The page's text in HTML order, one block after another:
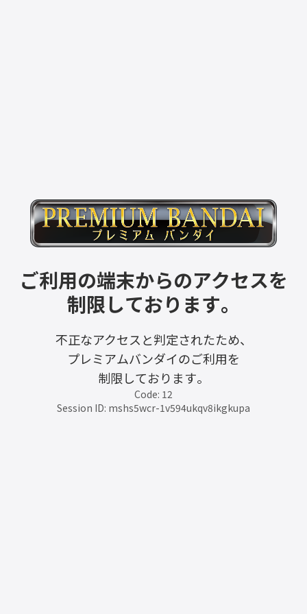
ご利用の端末からのアクセスを
制限しております。
不正なアクセスと判定されたため、
プレミアムバンダイのご利用を
制限しております。
Code: 12
Session ID: mshs5wcr-1v594ukqv8ikgkupa